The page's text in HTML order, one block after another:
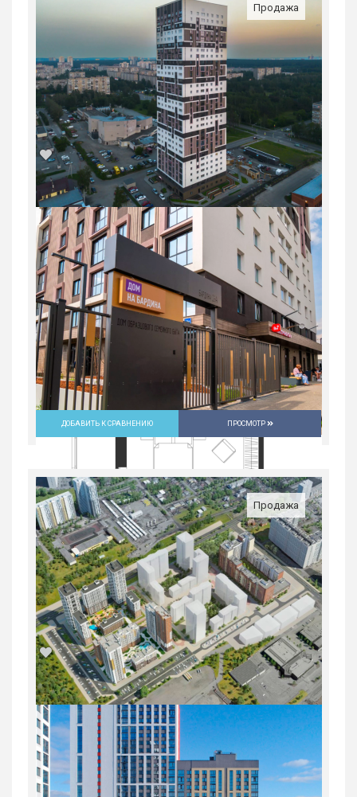
2-комн. квартира в Юго-Западном мкр
в ЖК...
Россия, Свердловская область,
Екатеринбург
9 648 900 руб.
2 59.1 м
Продажа
2-комн. квартира в Юго-Западном мкр
в ЖК...
Россия, Свердловская область,
Екатеринбург
ДОБАВИТЬ К СРАВНЕНИЮ ПРОСМОТР
Продажа